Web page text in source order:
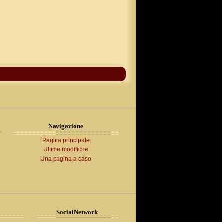
Navigazione
Pagina principale
Ultime modifiche
Una pagina a caso
SocialNetwork